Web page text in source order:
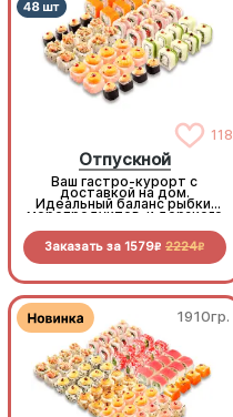
118
Отпускной
Ваш гастро-курорт с
доставкой на дом.
Идеальный баланс рыбки,
морепродуктов и дерзкого
беконом. Расслабьтесь и
отдыхайте, мы всё
Заказать за 1579R 2224R
1910гр.